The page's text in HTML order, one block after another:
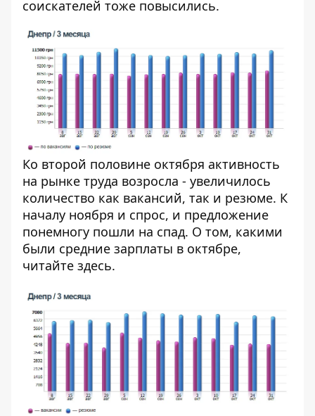
соискателей тоже повысились.
Ко второй половине октября активность
на рынке труда возросла - увеличилось
количество как вакансий, так и резюме. К
началу ноября и спрос, и предложение
понемногу пошли на спад. О том, какими
были средние зарплаты в октябре,
читайте здесь.